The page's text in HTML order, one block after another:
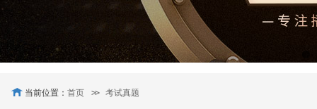
当前位置： 首页 >> 考试真题